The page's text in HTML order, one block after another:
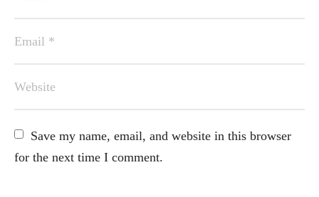
Save my name, email, and website in this browser
for the next time I comment.